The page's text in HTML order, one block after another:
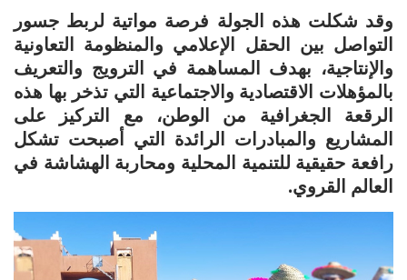
وقد شكلت هذه الجولة فرصة مواتية لربط جسور
التواصل بين الحقل الإعلامي والمنظومة التعاونية
والإنتاجية، بهدف المساهمة في الترويج والتعريف
بالمؤهلات الاقتصادية والاجتماعية التي تذخر بها هذه
الرقعة الجغرافية من الوطن، مع التركيز على
المشاريع والمبادرات الرائدة التي أصبحت تشكل
رافعة حقيقية للتنمية المحلية ومحاربة الهشاشة في
العالم القروي.